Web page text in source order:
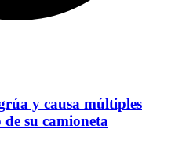
y causa múltiples
su camioneta